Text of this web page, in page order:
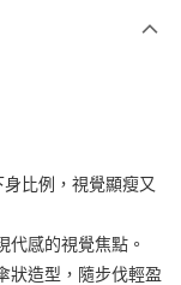
比例，視覺顯瘦又
代感的視覺焦點。
狀造型，隨步伐輕盈